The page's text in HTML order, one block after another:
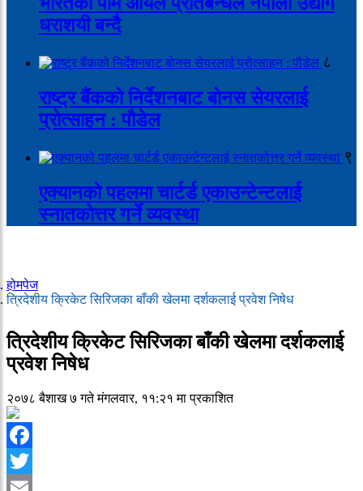
धराशयी बन्दै
८
राष्ट्र बैंकको निर्देशनबाट बोनस सेयरलाई
प्रोत्साहन : पौडेल
९
एक्यानको पहलमा चार्टर्ड एकाउन्टेन्टलाई
स्नातकोत्तर गर्ने व्यवस्था
होमपेज
त्रिदेशीय क्रिकेट सिरिजका बाँकी खेलमा दर्शकलाई प्रवेश निषेध
त्रिदेशीय क्रिकेट सिरिजका बाँकी खेलमा दर्शकलाई
प्रवेश निषेध
२०७८ बैशाख ७ गते मंगलवार, ११:२१ मा प्रकाशित
Facebook
Twitter